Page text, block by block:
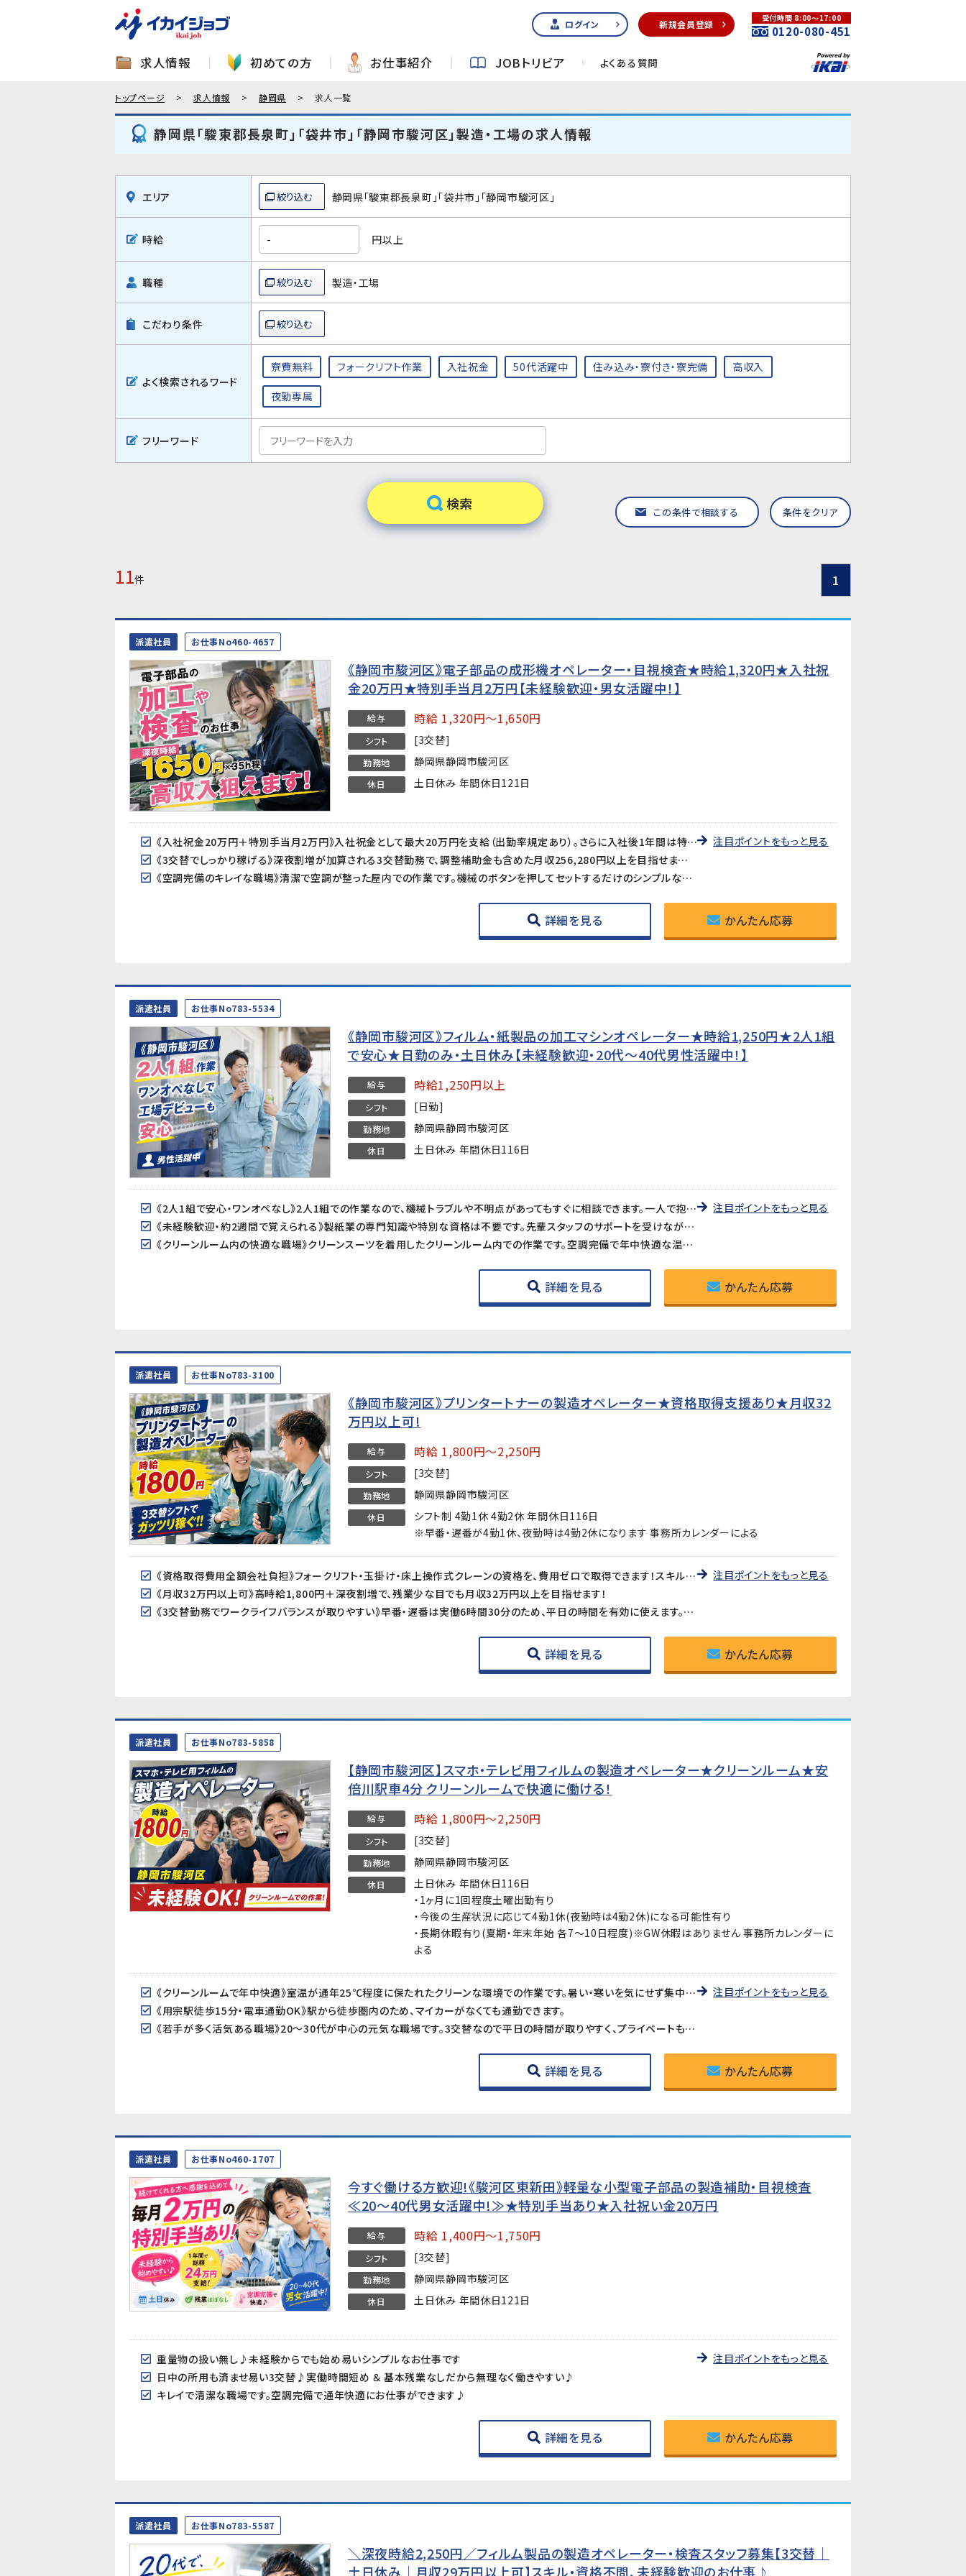
ログイン 新規会員登録
受付時間 8:00～17:00
0120-080-451
求人情報 初めての方 お仕事紹介 JOBトリビア よくある質問
トップページ 求人情報 静岡県 求人一覧
静岡県「駿東郡長泉町」「袋井市」「静岡市駿河区」製造・工場の求人情報
エリア 静岡県「駿東郡長泉町」「袋井市」「静岡市駿河区」
時給 円以上
職種 製造・工場
こだわり条件
よく検索されるワード
寮費無料 フォークリフト作業 入社祝金 50代活躍中 住み込み・寮付き・寮完備 高収入
夜勤専属
フリーワード
この条件で相談する 条件をクリア
11件 1
派遣社員 お仕事No460-4657
《静岡市駿河区》電子部品の成形機オペレーター・目視検査★時給1,320円★入社祝
金20万円★特別手当月2万円【未経験歓迎・男女活躍中！】
給与 時給 1,320円～1,650円
シフト [3交替]
勤務地 静岡県静岡市駿河区
休日 土日休み 年間休日121日
《入社祝金20万円＋特別手当月2万円》入社祝金として最大20万円を支給（出勤率規定あり）。さらに入社後1年間は特別手当として月額20,000円が毎月加算されます（出勤率90%以上が対象）。
《3交替でしっかり稼げる》深夜割増が加算される3交替勤務で、調整補助金も含めた月収256,280円以上を目指せます（所定20日・残業20h・深夜36hの場合）。
《空調完備のキレイな職場》清潔で空調が整った屋内での作業です。機械のボタンを押してセットするだけのシンプルな作業で、未経験からでも約1か月で覚えられます。
注目ポイントをもっと見る
詳細を見る かんたん応募
派遣社員 お仕事No783-5534
《静岡市駿河区》フィルム・紙製品の加工マシンオペレーター★時給1,250円★2人1組
で安心★日勤のみ・土日休み【未経験歓迎・20代～40代男性活躍中！】
給与 時給1,250円以上
シフト [日勤]
勤務地 静岡県静岡市駿河区
休日 土日休み 年間休日116日
《2人1組で安心・ワンオペなし》2人1組での作業なので、機械トラブルや不明点があってもすぐに相談できます。一人で抱え込む心配がない、チームワークで取り組める職場です。
《未経験歓迎・約2週間で覚えられる》製紙業の専門知識や特別な資格は不要です。先輩スタッフのサポートを受けながら、約2週間で作業に慣れることができます。
《クリーンルーム内の快適な職場》クリーンスーツを着用したクリーンルーム内での作業です。空調完備で年中快適な温度が保たれており、気になるような臭いもありません。
注目ポイントをもっと見る
詳細を見る かんたん応募
派遣社員 お仕事No783-3100
《静岡市駿河区》プリンタートナーの製造オペレーター★資格取得支援あり★月収32
万円以上可!
給与 時給 1,800円～2,250円
シフト [3交替]
勤務地 静岡県静岡市駿河区
休日
シフト制 4勤1休 4勤2休 年間休日116日
※早番・遅番が4勤1休、夜勤時は4勤2休になります 事務所カレンダーによる
《資格取得費用全額会社負担》フォークリフト・玉掛け・床上操作式クレーンの資格を、費用ゼロで取得できます！スキルアップしながら稼げる環境です。
《月収32万円以上可》高時給1,800円＋深夜割増で、残業少な目でも月収32万円以上を目指せます！
《3交替勤務でワークライフバランスが取りやすい》早番・遅番は実働6時間30分のため、平日の時間を有効に使えます。夜勤時は4勤2休でしっかり休めます。
注目ポイントをもっと見る
詳細を見る かんたん応募
派遣社員 お仕事No783-5858
【静岡市駿河区】スマホ・テレビ用フィルムの製造オペレーター★クリーンルーム★安
倍川駅車4分 クリーンルームで快適に働ける！
給与 時給 1,800円～2,250円
シフト [3交替]
勤務地 静岡県静岡市駿河区
休日
土日休み 年間休日116日
・1ヶ月に1回程度土曜出勤有り
・今後の生産状況に応じて4勤1休(夜勤時は4勤2休)になる可能性有り
・長期休暇有り(夏期・年末年始 各7～10日程度)※GW休暇はありません 事務所カレンダーに
よる
《クリーンルームで年中快適》室温が通年25℃程度に保たれたクリーンな環境での作業です。暑い・寒いを気にせず集中して働けます。
《用宗駅徒歩15分・電車通勤OK》駅から徒歩圏内のため、マイカーがなくても通勤できます。
《若手が多く活気ある職場》20〜30代が中心の元気な職場です。3交替なので平日の時間が取りやすく、プライベートも充実させやすい環境です。
注目ポイントをもっと見る
詳細を見る かんたん応募
派遣社員 お仕事No460-1707
今すぐ働ける方歓迎!《駿河区東新田》軽量な小型電子部品の製造補助・目視検査
≪20～40代男女活躍中!≫★特別手当あり★入社祝い金20万円
給与 時給 1,400円～1,750円
シフト [3交替]
勤務地 静岡県静岡市駿河区
休日 土日休み 年間休日121日
重量物の扱い無し♪未経験からでも始め易いシンプルなお仕事です
日中の所用も済ませ易い3交替♪実働時間短め ＆ 基本残業なしだから無理なく働きやすい♪
キレイで清潔な職場です。空調完備で通年快適にお仕事ができます♪
注目ポイントをもっと見る
詳細を見る かんたん応募
派遣社員 お仕事No783-5587
＼深夜時給2,250円／フィルム製品の製造オペレーター・検査スタッフ募集【3交替｜
土日休み｜月収29万円以上可】スキル・資格不問、未経験歓迎のお仕事♪